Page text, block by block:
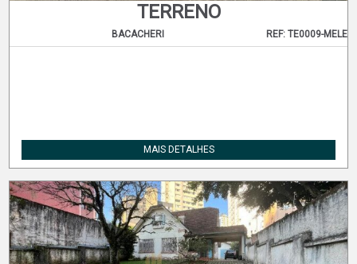
TERRENO
REF: TE0009-MELE
BACACHERI
MAIS DETALHES